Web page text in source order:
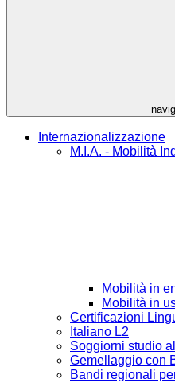
Internazionalizzazione
M.I.A. - Mobilità
Mobilità in
Mobilità in
Certificazioni
Italiano L2
Soggiorni studio
Gemellaggio con
Bandi regionali